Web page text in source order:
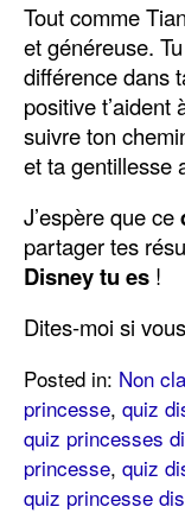
Tout comme
et généreuse.
différence dans
positive
suivre ton
et ta gentillesse
J’espère que ce
partager tes
Disney tu es !
Dites-moi si
Posted in: Non
princesse, quiz
quiz princesses
princesse, quiz
quiz princesse